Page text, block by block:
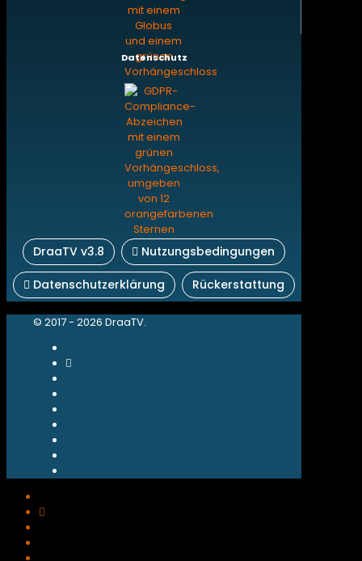
Datenschutz
DraaTV v3.8 Nutzungsbedingungen
Datenschutzerklärung Rückerstattung
© 2017 - 2026 DraaTV.